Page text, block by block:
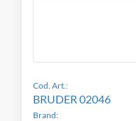
Cod. Art.:
BRUDER 02046
Brand: